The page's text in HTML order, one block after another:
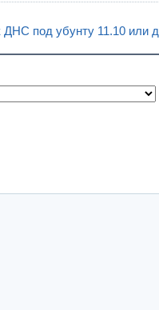
ДНС под убунту 11.10 или